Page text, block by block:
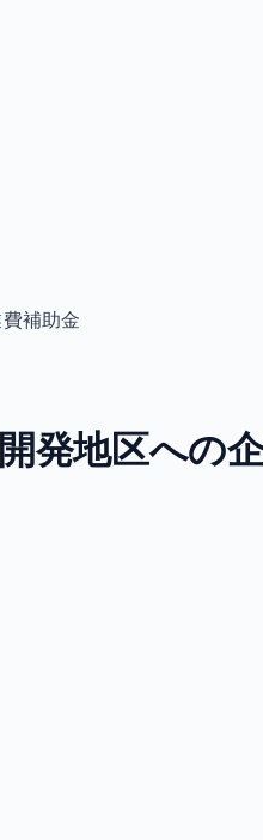
補助金
発地区への